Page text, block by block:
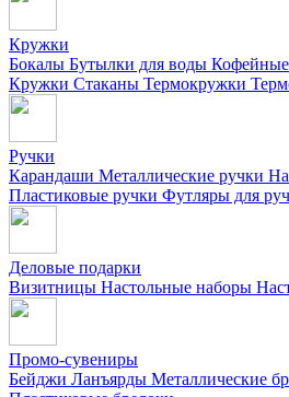
Кружки
Бокалы Бутылки для воды
Кружки Стаканы Термокружки
Ручки
Карандаши Металлические ручки
Пластиковые ручки Футляры для
Деловые подарки
Визитницы Настольные наборы
Промо-сувениры
Бейджи Ланъярды Металлические